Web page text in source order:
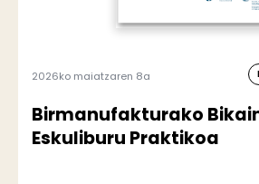
2026ko maiatzaren 8a
Birmanufakturako
Eskuliburu Praktikoa